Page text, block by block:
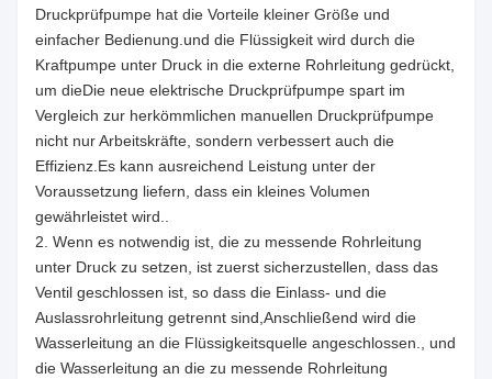
Druckprüfpumpe hat die Vorteile kleiner Größe und
einfacher Bedienung.und die Flüssigkeit wird durch die
Kraftpumpe unter Druck in die externe Rohrleitung gedrückt,
um dieDie neue elektrische Druckprüfpumpe spart im
Vergleich zur herkömmlichen manuellen Druckprüfpumpe
nicht nur Arbeitskräfte, sondern verbessert auch die
Effizienz.Es kann ausreichend Leistung unter der
Voraussetzung liefern, dass ein kleines Volumen
gewährleistet wird..
2. Wenn es notwendig ist, die zu messende Rohrleitung
unter Druck zu setzen, ist zuerst sicherzustellen, dass das
Ventil geschlossen ist, so dass die Einlass- und die
Auslassrohrleitung getrennt sind,Anschließend wird die
Wasserleitung an die Flüssigkeitsquelle angeschlossen., und
die Wasserleitung an die zu messende Rohrleitung